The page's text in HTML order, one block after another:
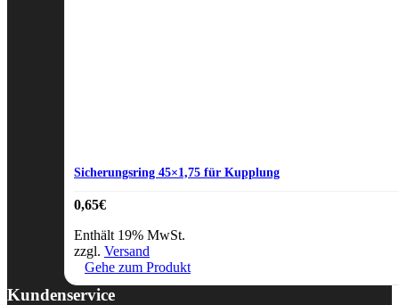
Sicherungsring 45×1,75 für Kupplung
0,65€
Enthält 19% MwSt.
zzgl. Versand
Gehe zum Produkt
Kundenservice